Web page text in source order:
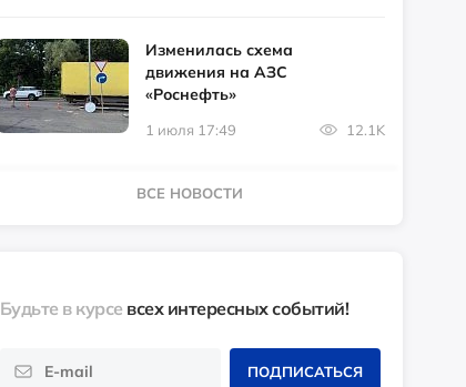
Изменилась схема
движения на АЗС
«Роснефть»
1 июля 17:49 12.1K
ВСЕ НОВОСТИ
Будьте в курсе всех интересных событий!
ПОДПИСАТЬСЯ